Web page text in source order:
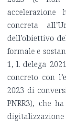
concreta
dell’obiettivo
formale e
1, l. delega
concreto con
2023 di
PNRR3), che